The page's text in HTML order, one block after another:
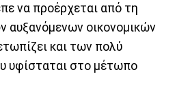
να προέρχεται από τη
αυξανόμενων οικονομικών
και των πολύ
υφίσταται στο μέτωπο